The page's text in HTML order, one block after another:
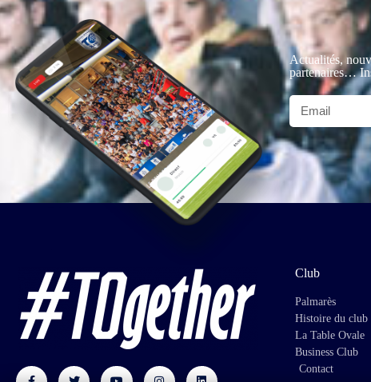
Actualités,
partenaires…
Club
Palmarès
Histoire du club
La Table Ovale
Business Club
Contact